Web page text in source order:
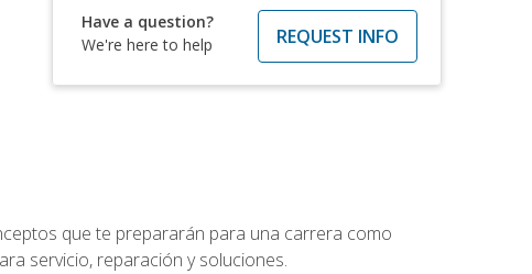
Have a question?
We're here to help
REQUEST INFO
que te prepararán para una carrera como
servicio, reparación y soluciones.